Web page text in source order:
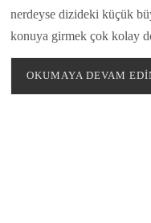
nerdeyse dizideki küçük
konuya girmek çok kolay
OKUMAYA DEVAM